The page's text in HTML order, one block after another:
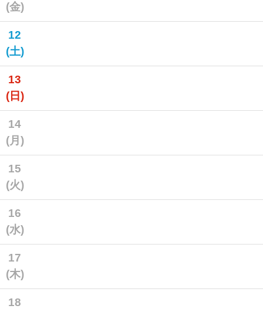
(金)
12
(土)
13
(日)
14
(月)
15
(火)
16
(水)
17
(木)
18